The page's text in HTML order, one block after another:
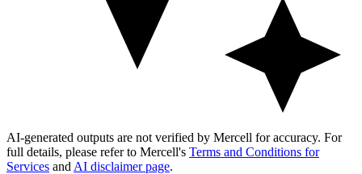
AI-generated outputs are not verified by Mercell for accuracy. For
full details, please refer to Mercell's Terms and Conditions for
Services and AI disclaimer page.